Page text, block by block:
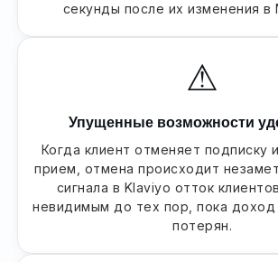
секунды после их изменения в
⚠
Упущенные возможности
Когда клиент отменяет подписку
прием, отмена происходит
сигнала в Klaviyo отток
невидимым до тех пор, пока
потерян.